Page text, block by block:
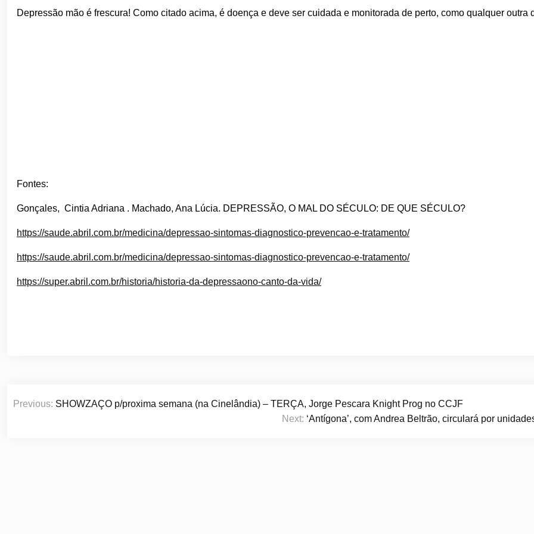
Depressão mão é frescura! Como citado acima, é doença e deve ser cuidada e monitorada de perto, como qualquer outra
Fontes:
Gonçales, Cintia Adriana . Machado, Ana Lúcia. DEPRESSÃO, O MAL DO SÉCULO: DE QUE SÉCULO?
https://saude.abril.com.br/medicina/depressao-sintomas-diagnostico-prevencao-e-tratamento/
https://saude.abril.com.br/medicina/depressao-sintomas-diagnostico-prevencao-e-tratamento/
https://super.abril.com.br/historia/historia-da-depressaono-canto-da-vida/
de
Previous: SHOWZAÇO p/proxima semana (na Cinelândia) – TERÇA, Jorge Pescara Knight Prog no CCJF
Next: ‘Antígona’, com Andrea Beltrão, circulará por